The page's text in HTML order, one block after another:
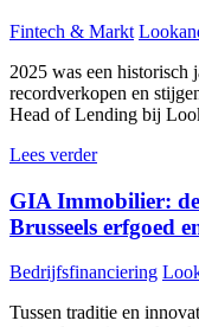
Fintech & Markt
2025 was een historisch
recordverkopen en
Head of Lending bij
Lees verder
GIA Immobilier:
Brusseels erfgoed
Bedrijfsfinanciering
Tussen traditie en